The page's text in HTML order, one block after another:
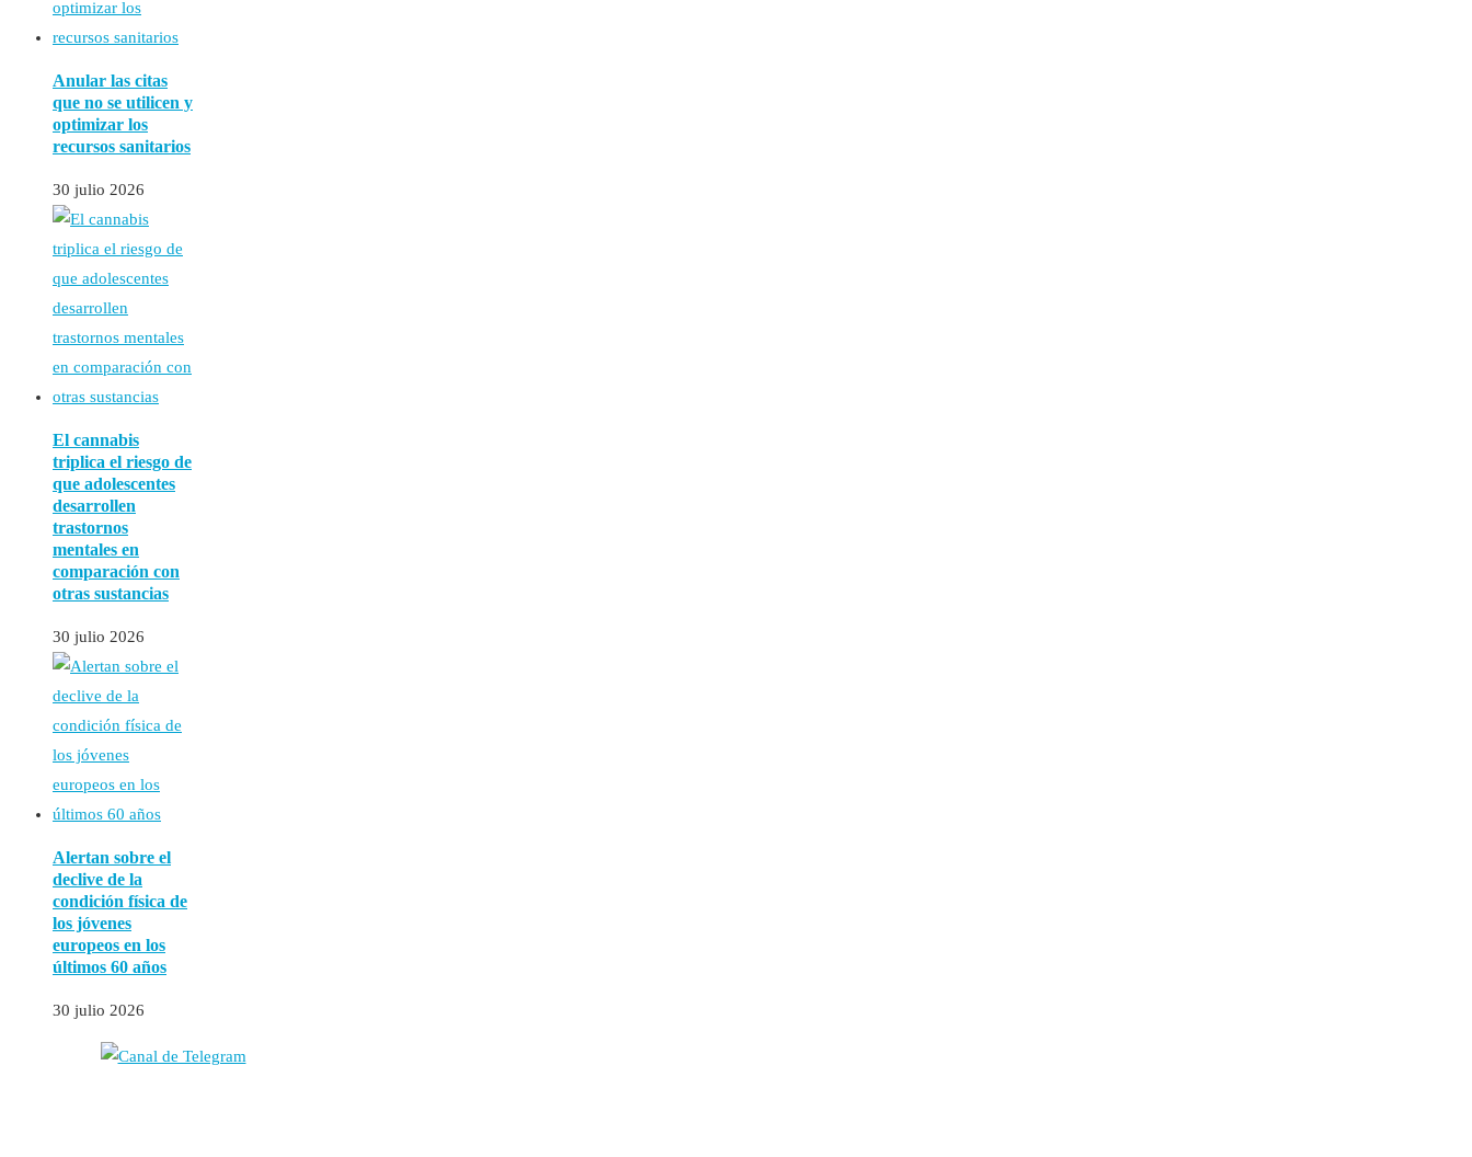
Anular las citas
que no se utilicen y
optimizar los
recursos sanitarios
30 julio 2026
El cannabis
triplica el riesgo de
que adolescentes
desarrollen
trastornos
mentales en
comparación con
otras sustancias
30 julio 2026
Alertan sobre el
declive de la
condición física de
los jóvenes
europeos en los
últimos 60 años
30 julio 2026